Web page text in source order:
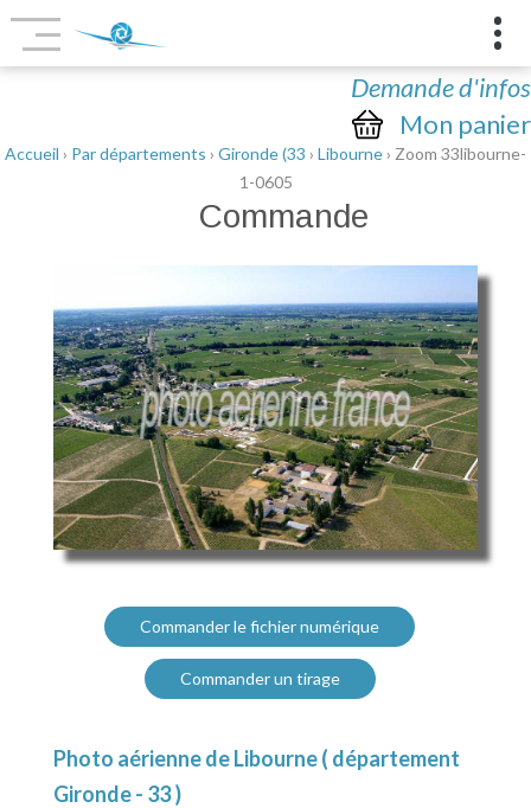
Demande d'infos
Mon panier
Accueil › Par départements › Gironde (33 › Libourne› Zoom 33libourne-
1-0605
Commande
Commander le fichier numérique
Commander un tirage
Photo aérienne de Libourne ( département
Gironde - 33 )